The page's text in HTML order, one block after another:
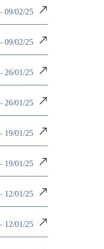
09/02/25
09/02/25
26/01/25
26/01/25
19/01/25
19/01/25
12/01/25
12/01/25